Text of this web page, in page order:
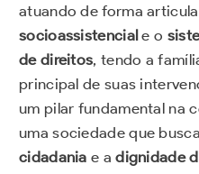
atuando de forma
socioassistenciale o
de direitos, tendo a
principal de suas
um pilar fundamental na
uma sociedade que
cidadania e adignidade